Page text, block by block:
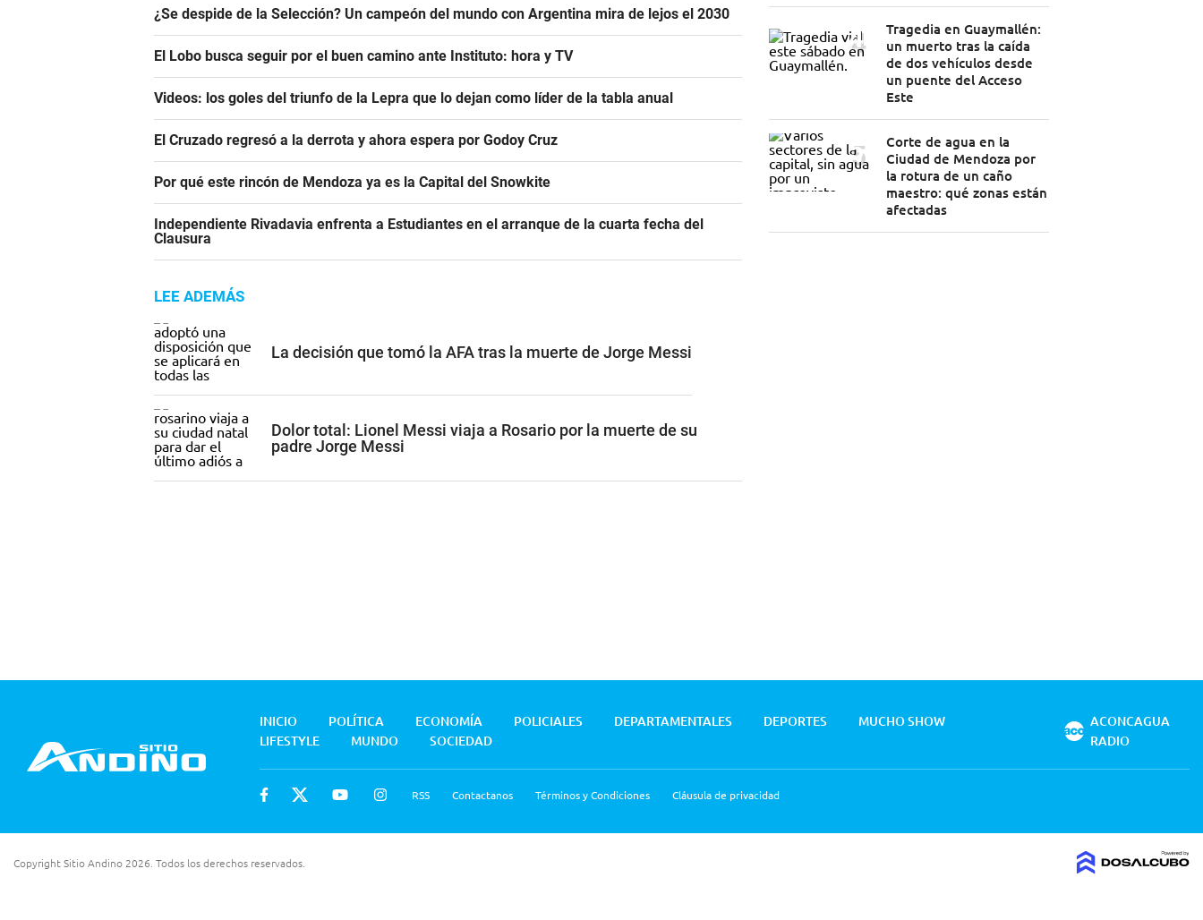
¿Se despide de la Selección? Un campeón del mundo con Argentina mira de lejos el 2030
El Lobo busca seguir por el buen camino ante Instituto: hora y TV
Videos: los goles del triunfo de la Lepra que lo dejan como líder de la tabla anual
El Cruzado regresó a la derrota y ahora espera por Godoy Cruz
Por qué este rincón de Mendoza ya es la Capital del Snowkite
Independiente Rivadavia enfrenta a Estudiantes en el arranque de la cuarta fecha del
Clausura
LEE ADEMÁS
La decisión que tomó la AFA tras la muerte de Jorge Messi
Dolor total: Lionel Messi viaja a Rosario por la muerte de su
padre Jorge Messi
Tragedia en Guaymallén:
un muerto tras la caída
de dos vehículos desde
un puente del Acceso
Este
Corte de agua en la
Ciudad de Mendoza por
la rotura de un caño
maestro: qué zonas están
afectadas
INICIO POLÍTICA ECONOMÍA POLICIALES DEPARTAMENTALES DEPORTES
MUCHO SHOW
LIFESTYLE
MUNDO SOCIEDAD
RSS Contactanos Términos y Condiciones Cláusula de privacidad
ACONCAGUA
RADIO
Copyright Sitio Andino 2026. Todos los derechos reservados.